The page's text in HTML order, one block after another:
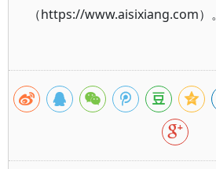
（https://www.aisixiang.com）。